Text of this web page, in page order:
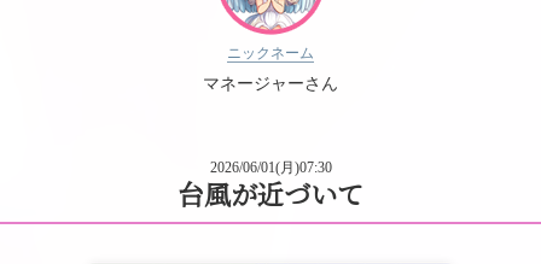
ニックネーム
マネージャーさん
2026/06/01(月)07:30
台風が近づいて